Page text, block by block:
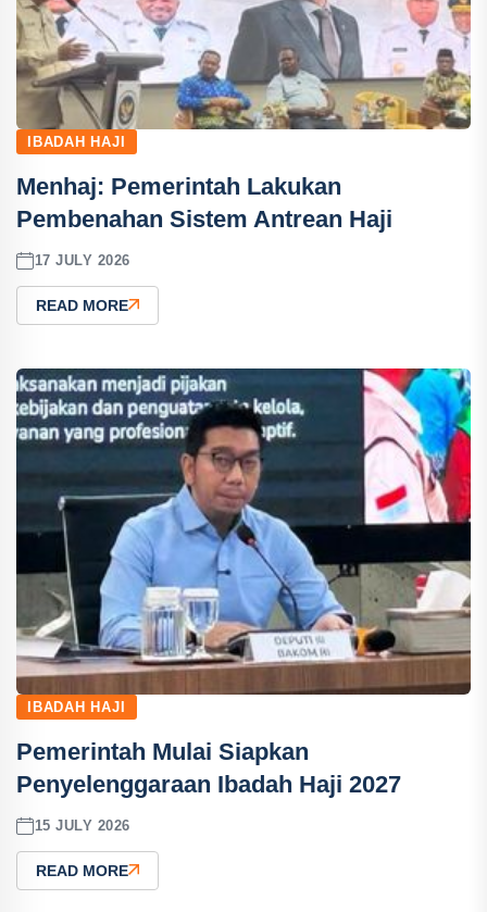
IBADAH HAJI
Menhaj: Pemerintah Lakukan
Pembenahan Sistem Antrean Haji
17 JULY 2026
READ MORE
IBADAH HAJI
Pemerintah Mulai Siapkan
Penyelenggaraan Ibadah Haji 2027
15 JULY 2026
READ MORE